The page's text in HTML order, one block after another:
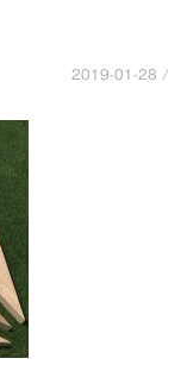
2019-01-28 /